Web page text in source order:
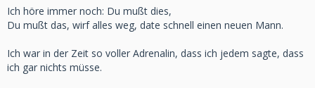
Ich höre immer noch: Du mußt dies,
Du mußt das, wirf alles weg, date schnell einen neuen Mann.
Ich war in der Zeit so voller Adrenalin, dass ich jedem sagte, dass
ich gar nichts müsse.